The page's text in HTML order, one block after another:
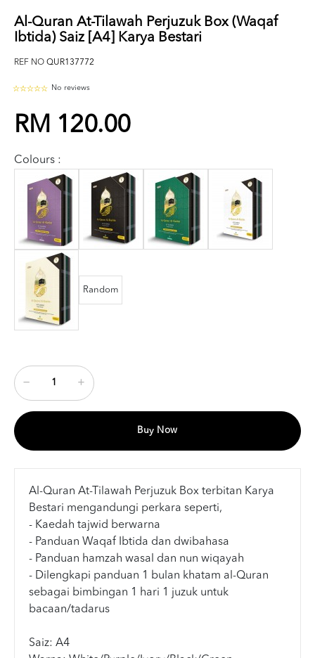
Al-Quran At-Tilawah Perjuzuk Box (Waqaf
Ibtida) Saiz [A4] Karya Bestari
REF NO QUR137772
No reviews
RM 120.00
Colours :
Random
Buy Now
Al-Quran At-Tilawah Perjuzuk Box terbitan Karya
Bestari mengandungi perkara seperti,
- Kaedah tajwid berwarna
- Panduan Waqaf Ibtida dan dwibahasa
- Panduan hamzah wasal dan nun wiqayah
- Dilengkapi panduan 1 bulan khatam al-Quran
sebagai bimbingan 1 hari 1 juzuk untuk
bacaan/tadarus
Saiz: A4